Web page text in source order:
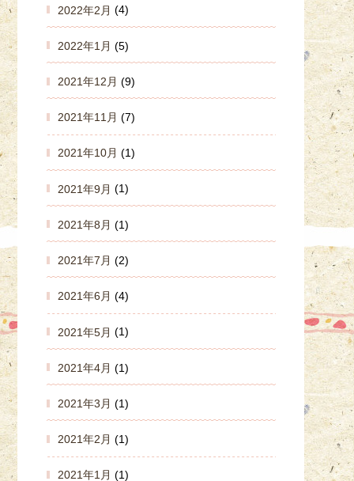
2022年2月 (4)
2022年1月 (5)
2021年12月 (9)
2021年11月 (7)
2021年10月 (1)
2021年9月 (1)
2021年8月 (1)
2021年7月 (2)
2021年6月 (4)
2021年5月 (1)
2021年4月 (1)
2021年3月 (1)
2021年2月 (1)
2021年1月 (1)